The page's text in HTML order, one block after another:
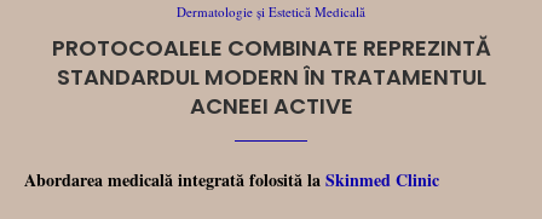
Dermatologie și Estetică Medicală
PROTOCOALELE COMBINATE REPREZINTĂ
STANDARDUL MODERN ÎN TRATAMENTUL
ACNEEI ACTIVE
Abordarea medicală integrată folosită laSkinmed Clinic